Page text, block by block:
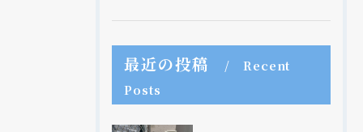
最近の投稿
Recent
Posts